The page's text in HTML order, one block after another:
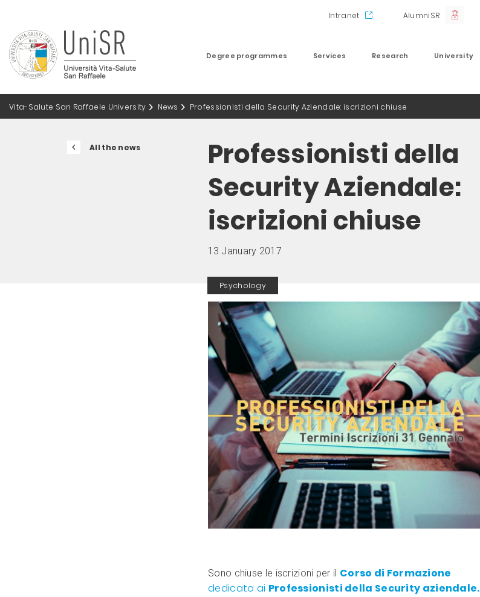
Intranet AlumniSR
Degree programmes Services Research University
Vita-Salute San Raffaele University News Professionisti della Security Aziendale: iscrizioni chiuse
All the news
Professionisti della
Security Aziendale:
iscrizioni chiuse
13 January 2017
Psychology
Sono chiuse le iscrizioni per il Corso di Formazione
dedicato ai Professionisti della Security aziendale.